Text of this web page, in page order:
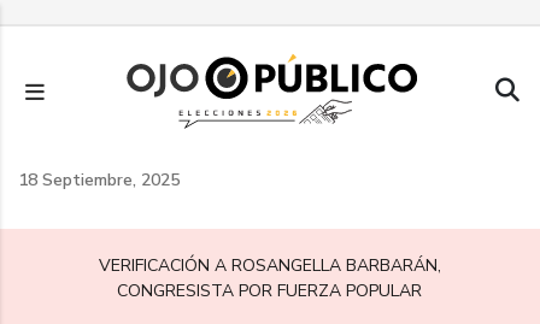
principal
18 Septiembre, 2025
VERIFICACIÓN A ROSANGELLA BARBARÁN,
CONGRESISTA POR FUERZA POPULAR